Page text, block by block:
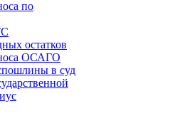
по
остатков
ОСАГО
в суд